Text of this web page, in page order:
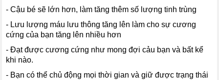
- Cậu bé sẽ lớn hơn, làm tăng thêm số lượng tinh trùng
- Lưu lượng máu lưu thông tăng lên làm cho sự cương
cứng của bạn tăng lên nhiều hơn
- Đạt được cương cứng như mong đợi cảu bạn và bất kể
khi nào.
- Bạn có thể chủ động mọi thời gian và giữ được trạng thái